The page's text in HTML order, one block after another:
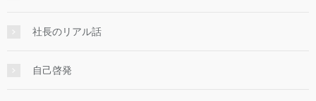
社長のリアル話
自己啓発